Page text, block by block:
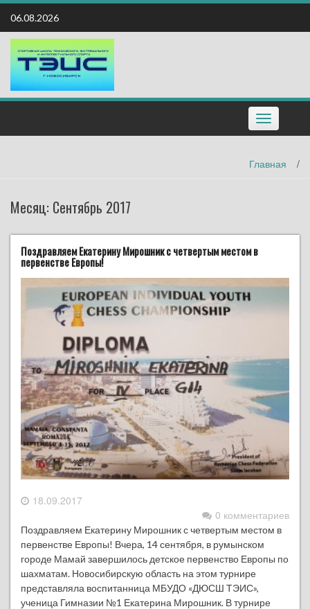
Наверх
06.08.2026
Toggle
navigation
Главная /
Месяц: Сентябрь 2017
Поздравляем Екатерину Мирошник с четвертым местом в
первенстве Европы!
18.09.2017
0 комментариев
Поздравляем Екатерину Мирошник с четвертым местом в
первенстве Европы! Вчера, 14 сентября, в румынском
городе Мамай завершилось детское первенство Европы по
шахматам. Новосибирскую область на этом турнире
представляла воспитанница МБУДО «ДЮСШ ТЭИС»,
ученица Гимназии №1 Екатерина Мирошник. В турнире